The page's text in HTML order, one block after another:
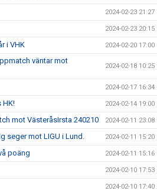
2024-02-23 21:27
2024-02-23 20:15
i VHK 2024-02-20 17:00
väntar mot
2024-02-18 10:25
2024-02-17 16:34
HK! 2024-02-14 19:00
mot VästeråsIrsta 240210 2024-02-11 23:08
seger mot LIGU i Lund. 2024-02-11 15:20
poäng 2024-02-11 15:16
2024-02-10 17:53
2024-02-10 17:40